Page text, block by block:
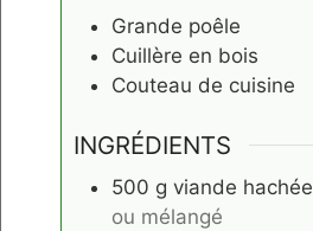
Grande poêle
Cuillère en bois
Couteau de cuisine
INGRÉDIENTS
500 g viande hachée
ou mélangé